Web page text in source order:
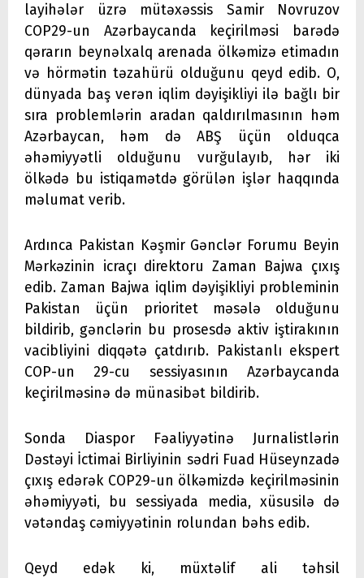
layihələr üzrə mütəxəssis Samir Novruzov
COP29-un Azərbaycanda keçirilməsi barədə
qərarın beynəlxalq arenada ölkəmizə etimadın
və hörmətin təzahürü olduğunu qeyd edib. O,
dünyada baş verən iqlim dəyişikliyi ilə bağlı bir
sıra problemlərin aradan qaldırılmasının həm
Azərbaycan, həm də ABŞ üçün olduqca
əhəmiyyətli olduğunu vurğulayıb, hər iki
ölkədə bu istiqamətdə görülən işlər haqqında
məlumat verib.
Ardınca Pakistan Kəşmir Gənclər Forumu Beyin
Mərkəzinin icraçı direktoru Zaman Bajwa çıxış
edib. Zaman Bajwa iqlim dəyişikliyi probleminin
Pakistan üçün prioritet məsələ olduğunu
bildirib, gənclərin bu prosesdə aktiv iştirakının
vacibliyini diqqətə çatdırıb. Pakistanlı ekspert
COP-un 29-cu sessiyasının Azərbaycanda
keçirilməsinə də münasibət bildirib.
Sonda Diaspor Fəaliyyətinə Jurnalistlərin
Dəstəyi İctimai Birliyinin sədri Fuad Hüseynzadə
çıxış edərək COP29-un ölkəmizdə keçirilməsinin
əhəmiyyəti, bu sessiyada media, xüsusilə də
vətəndaş cəmiyyətinin rolundan bəhs edib.
Qeyd edək ki, müxtəlif ali təhsil